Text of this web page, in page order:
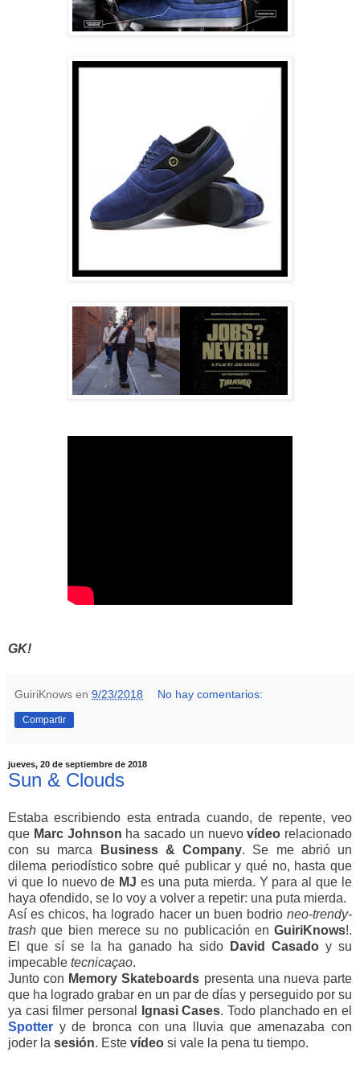
GK!
GuiriKnows en 9/23/2018 No hay comentarios:
Compartir
jueves, 20 de septiembre de 2018
Sun & Clouds
Estaba escribiendo esta entrada cuando, de repente, veo
que Marc Johnson ha sacado un nuevovídeo relacionado
con su marca
Business & Company. Se me abrió un
dilema periodístico sobre qué publicar y qué no, hasta que
vi que lo nuevo de MJ es una puta mierda. Y para al que le
haya ofendido, se lo voy a volver a repetir: una puta mierda.
Así es chicos, ha logrado hacer un buen bodrio neo-trendy-
trash que bien merece su no publicación en GuiriKnows!.
El que sí se la ha ganado ha sido
David Casado y su
impecable tecnicaçao.
Junto con Memory Skateboards presenta una nueva parte
que ha logrado grabar en un par de días y perseguido por su
ya casi filmer personal
Ignasi Cases. Todo planchado en el
Spotter y de bronca con una lluvia que amenazaba con
joder la sesión. Este vídeo si vale la pena tu tiempo.